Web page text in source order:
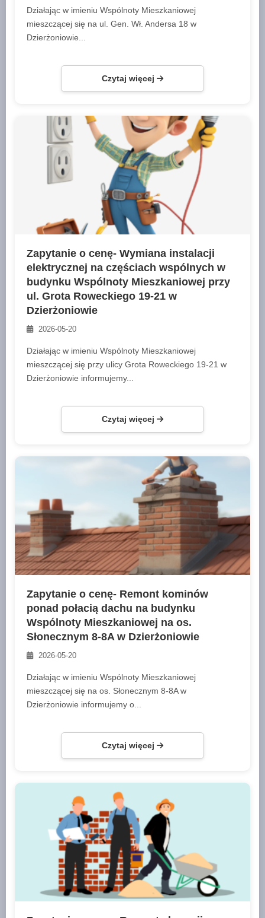
Działając w imieniu Wspólnoty Mieszkaniowej
mieszczącej się na ul. Gen. Wł. Andersa 18 w
Dzierżoniowie...
Czytaj więcej
Zapytanie o cenę- Wymiana instalacji
elektrycznej na częściach wspólnych w
budynku Wspólnoty Mieszkaniowej przy
ul. Grota Roweckiego 19-21 w
Dzierżoniowie
2026-05-20
Działając w imieniu Wspólnoty Mieszkaniowej
mieszczącej się przy ulicy Grota Roweckiego 19-21 w
Dzierżoniowie informujemy...
Czytaj więcej
Zapytanie o cenę- Remont kominów
ponad połacią dachu na budynku
Wspólnoty Mieszkaniowej na os.
Słonecznym 8-8A w Dzierżoniowie
2026-05-20
Działając w imieniu Wspólnoty Mieszkaniowej
mieszczącej się na os. Słonecznym 8-8A w
Dzierżoniowie informujemy o...
Czytaj więcej